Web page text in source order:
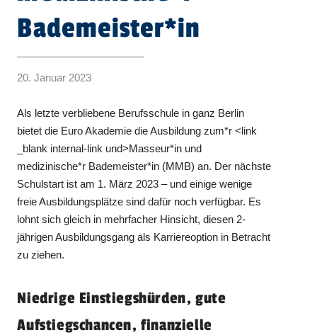
Bademeister*in
20. Januar 2023
Als letzte verbliebene Berufsschule in ganz Berlin
bietet die Euro Akademie die Ausbildung zum*r <link
_blank internal-link und>Masseur*in und
medizinische*r Bademeister*in (MMB) an. Der nächste
Schulstart ist am 1. März 2023 – und einige wenige
freie Ausbildungsplätze sind dafür noch verfügbar. Es
lohnt sich gleich in mehrfacher Hinsicht, diesen 2-
jährigen Ausbildungsgang als Karriereoption in Betracht
zu ziehen.
Niedrige Einstiegshürden, gute
Aufstiegschancen, finanzielle